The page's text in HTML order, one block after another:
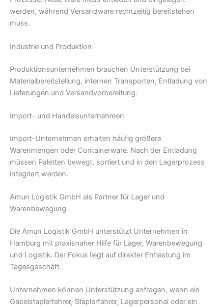
werden, während Versandware rechtzeitig bereitstehen
muss.
Industrie und Produktion
Produktionsunternehmen brauchen Unterstützung bei
Materialbereitstellung, internen Transporten, Entladung von
Lieferungen und Versandvorbereitung.
Import- und Handelsunternehmen
Import-Unternehmen erhalten häufig größere
Warenmengen oder Containerware. Nach der Entladung
müssen Paletten bewegt, sortiert und in den Lagerprozess
integriert werden.
Amun Logistik GmbH als Partner für Lager und
Warenbewegung
Die Amun Logistik GmbH unterstützt Unternehmen in
Hamburg mit praxisnaher Hilfe für Lager, Warenbewegung
und Logistik. Der Fokus liegt auf direkter Entlastung im
Tagesgeschäft.
Unternehmen können Unterstützung anfragen, wenn ein
Gabelstaplerfahrer, Staplerfahrer, Lagerpersonal oder ein